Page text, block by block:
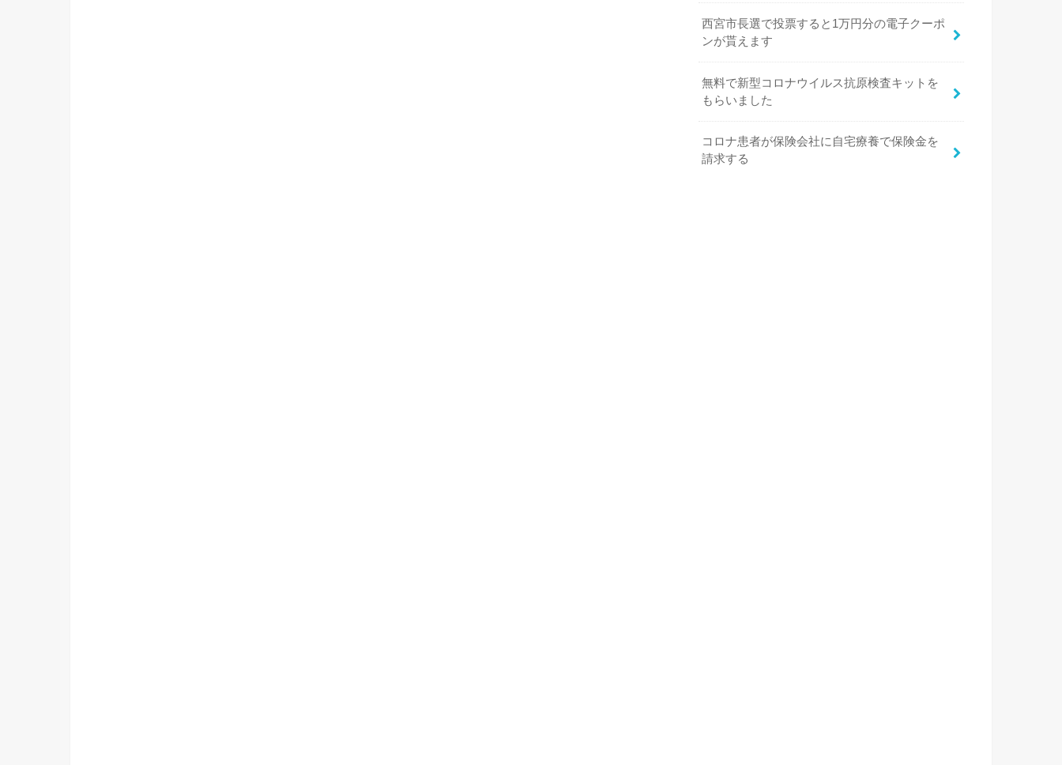
西宮市長選で投票すると1万円分の電子クーポ
ンが貰えます
無料で新型コロナウイルス抗原検査キットを
もらいました
コロナ患者が保険会社に自宅療養で保険金を
請求する